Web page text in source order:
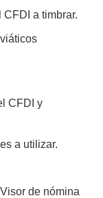
a timbrar.
CFDI y
a utilizar.
de nómina